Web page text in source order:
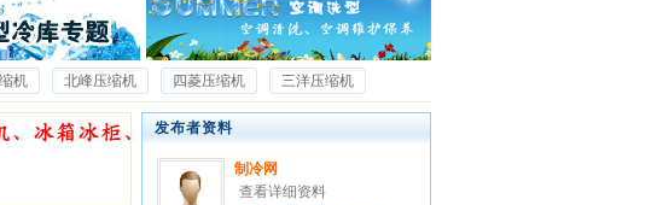
机 北峰压缩机 四菱压缩机
三洋压缩机
博莱特压缩机 莱富康压缩机 返回首页
发布者资料
制冷网
查看详细资料